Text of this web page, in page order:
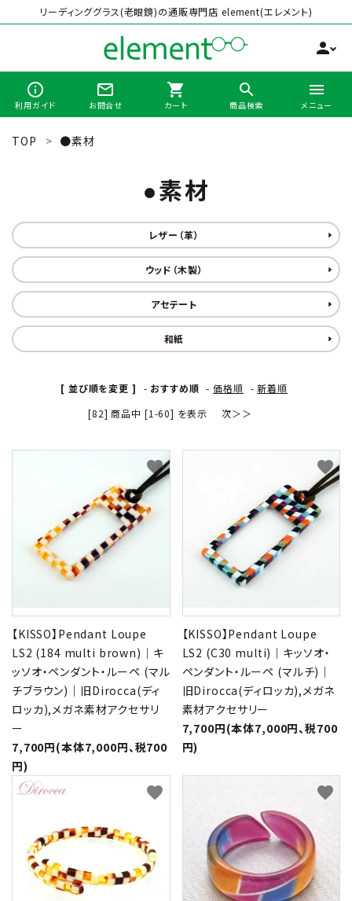
リーディンググラス(老眼鏡)の通販専門店 element(エレメント)
person
info_outline
利用ガイド
mail_outline
お問合せ
shopping_cart
カート
search
商品検索
menu
メニュー
全商品から選ぶ
ブランドから選ぶ
形から選ぶ
コンテンツ
ACCOUNT MENU
ようこそ 会員名 様
meeting_room ログイン person 新規会員登録
TOP ●素材
●素材
レザー（革）
ウッド（木製）
アセテート
和紙
[ 並び順を変更 ] - おすすめ順 -価格順 -新着順
[82] 商品中 [1-60] を表示
次＞＞
【KISSO】Pendant Loupe
LS2 (184 multi brown)｜キ
ッソオ・ペンダント・ルーペ (マル
チブラウン)｜旧Dirocca(ディ
ロッカ),メガネ素材アクセサリ
ー
7,700円(本体7,000円、税700
円)
favorite
【KISSO】Pendant Loupe
LS2 (C30 multi)｜キッソオ・
ペンダント・ルーペ (マルチ)｜
旧Dirocca(ディロッカ),メガネ
素材アクセサリー
7,700円(本体7,000円、税700
円)
favorite
favorite favorite